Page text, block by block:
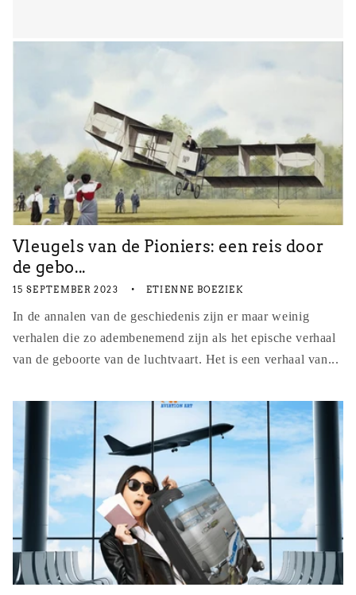
Vleugels van de Pioniers: een reis door
de gebo...
15 SEPTEMBER 2023 ETIENNE BOEZIEK
In de annalen van de geschiedenis zijn er maar weinig
verhalen die zo adembenemend zijn als het epische verhaal
van de geboorte van de luchtvaart. Het is een verhaal van...